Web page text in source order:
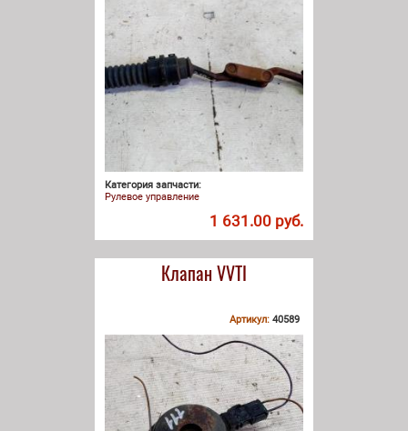
Категория запчасти:
Рулевое управление
1 631.00 руб.
Клапан VVTI
Артикул: 40589